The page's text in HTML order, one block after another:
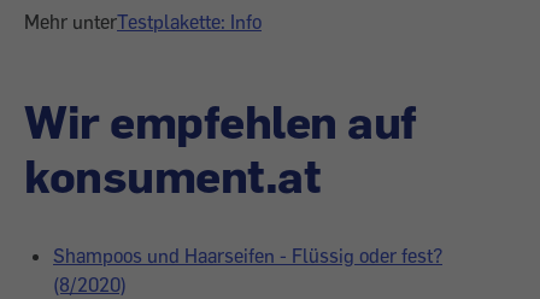
Mehr unterTestplakette: Info
Wir empfehlen auf
konsument.at
Shampoos und Haarseifen - Flüssig oder fest?
(8/2020)